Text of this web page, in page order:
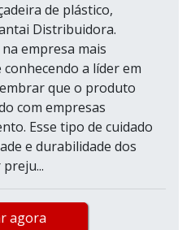
de plástico,
Distribuidora.
empresa mais
a líder em
que o produto
com empresas
Esse tipo de cuidado
e durabilidade dos
agora